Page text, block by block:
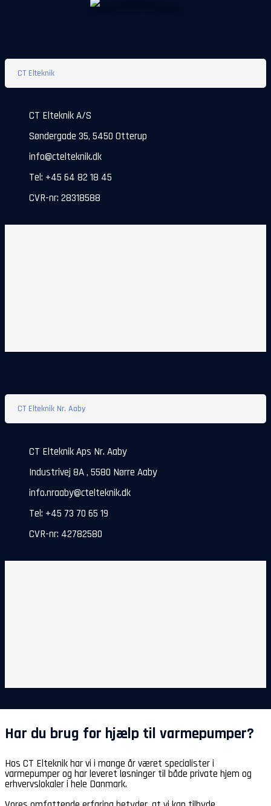
CT Elteknik
CT Elteknik A/S
Søndergade 35, 5450 Otterup
info@ctelteknik.dk
Tel: +45 64 82 18 45
CVR-nr: 28318588
CT Elteknik Nr. Aaby
CT Elteknik Aps Nr. Aaby
Industrivej 8A , 5580 Nørre Aaby
info.nraaby@ctelteknik.dk
Tel: +45 73 70 65 19
CVR-nr: 42782580
Har du brug for hjælp til varmepumper?
Hos CT Elteknik har vi i mange år været specialister i
varmepumper og har leveret løsninger til både private hjem og
erhvervslokaler i hele Danmark.